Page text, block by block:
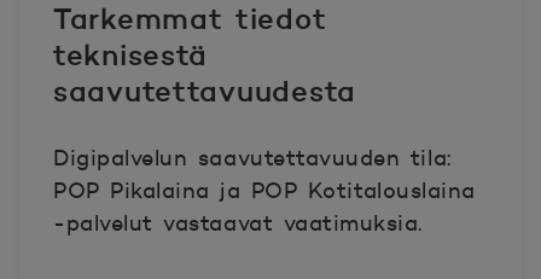
Tarkemmat tiedot
teknisestä
saavutettavuudesta
Digipalvelun saavutettavuuden tila:
POP Pikalaina ja POP Kotitalouslaina
-palvelut vastaavat vaatimuksia.